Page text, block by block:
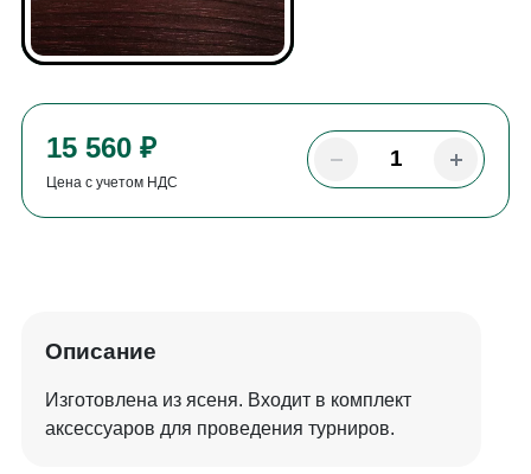
15 560 ₽
Цена с учетом НДС
Описание
Изготовлена из ясеня. Входит в комплект
аксессуаров для проведения турниров.